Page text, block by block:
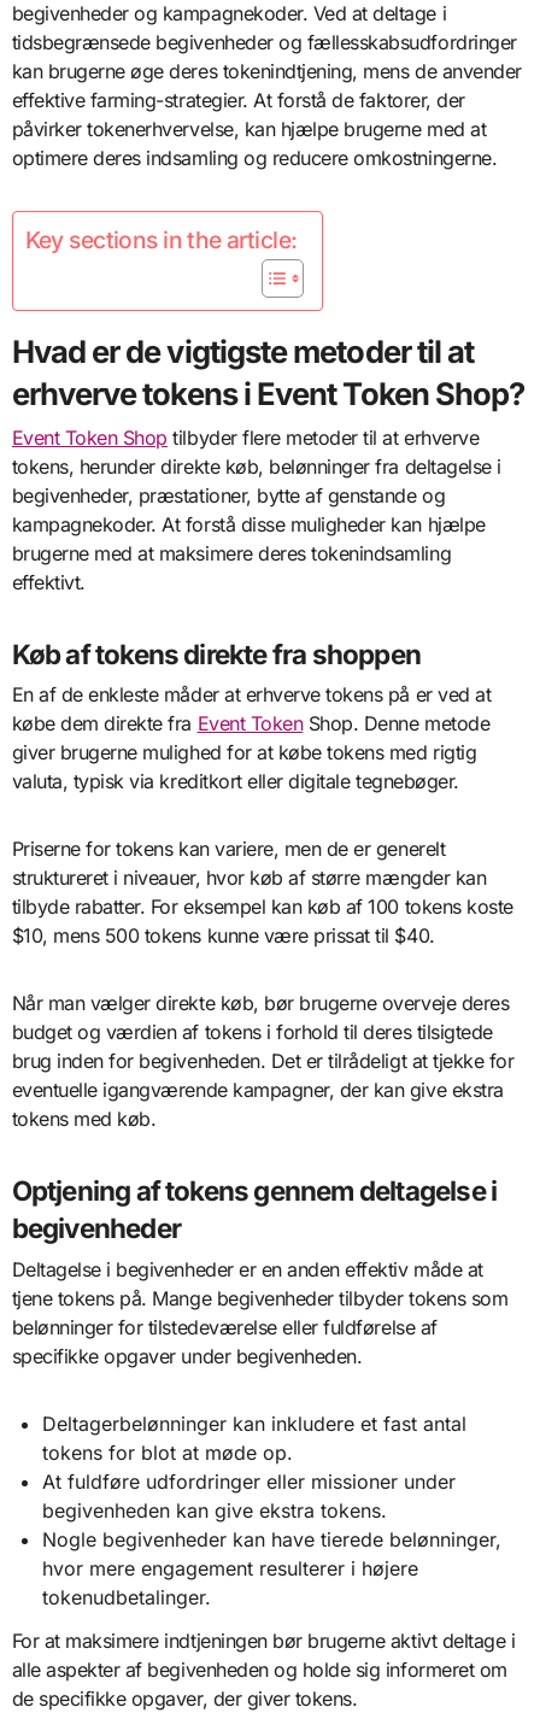
begivenheder og kampagnekoder. Ved at deltage i
tidsbegrænsede begivenheder og fællesskabsudfordringer
kan brugerne øge deres tokenindtjening, mens de anvender
effektive farming-strategier. At forstå de faktorer, der
påvirker tokenerhvervelse, kan hjælpe brugerne med at
optimere deres indsamling og reducere omkostningerne.
Key sections in the article:
Hvad er de vigtigste metoder til at
erhverve tokens i Event Token Shop?
Event Token Shop tilbyder flere metoder til at erhverve
tokens, herunder direkte køb, belønninger fra deltagelse i
begivenheder, præstationer, bytte af genstande og
kampagnekoder. At forstå disse muligheder kan hjælpe
brugerne med at maksimere deres tokenindsamling
effektivt.
Køb af tokens direkte fra shoppen
En af de enkleste måder at erhverve tokens på er ved at
købe dem direkte fra Event TokenShop. Denne metode
giver brugerne mulighed for at købe tokens med rigtig
valuta, typisk via kreditkort eller digitale tegnebøger.
Priserne for tokens kan variere, men de er generelt
struktureret i niveauer, hvor køb af større mængder kan
tilbyde rabatter. For eksempel kan køb af 100 tokens koste
$10, mens 500 tokens kunne være prissat til $40.
Når man vælger direkte køb, bør brugerne overveje deres
budget og værdien af tokens i forhold til deres tilsigtede
brug inden for begivenheden. Det er tilrådeligt at tjekke for
eventuelle igangværende kampagner, der kan give ekstra
tokens med køb.
Optjening af tokens gennem deltagelse i
begivenheder
Deltagelse i begivenheder er en anden effektiv måde at
tjene tokens på. Mange begivenheder tilbyder tokens som
belønninger for tilstedeværelse eller fuldførelse af
specifikke opgaver under begivenheden.
Deltagerbelønninger kan inkludere et fast antal
tokens for blot at møde op.
At fuldføre udfordringer eller missioner under
begivenheden kan give ekstra tokens.
Nogle begivenheder kan have tierede belønninger,
hvor mere engagement resulterer i højere
tokenudbetalinger.
For at maksimere indtjeningen bør brugerne aktivt deltage i
alle aspekter af begivenheden og holde sig informeret om
de specifikke opgaver, der giver tokens.